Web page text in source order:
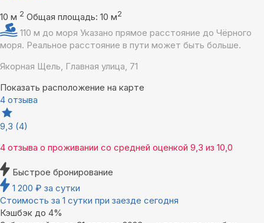
10 м 2 Общая площадь: 10 м2
110 м до моря Указано прямое расстояние до Чёрного
моря. Реальное расстояние в пути может быть больше.
Якорная Щель, Главная улица, 71
Показать расположение на карте
4 отзыва
9,3 (4)
4 отзыва о проживании со средней оценкой 9,3 из 10,0
Быстрое бронирование
1 200 ₽ за сутки
Стоимость за 1 сутки при заезде сегодня
Кэшбэк до 4%